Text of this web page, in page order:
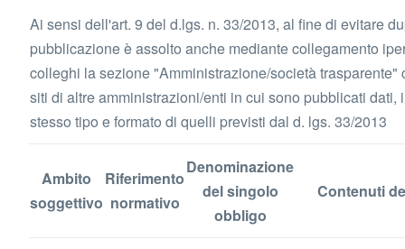
Ai sensi dell'art. 9 del d.lgs. n. 33/2013, al fine di evitare
pubblicazione è assolto anche mediante collegamento
colleghi la sezione "Amministrazione/società trasparente"
siti di altre amministrazioni/enti in cui sono pubblicati
stesso tipo e formato di quelli previsti dal d. lgs. 33/2013
Ambito
soggettivo
Riferimento
normativo
Denominazione
del singolo
obbligo
Contenuti